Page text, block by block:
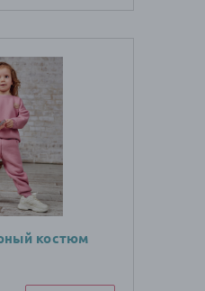
костюм